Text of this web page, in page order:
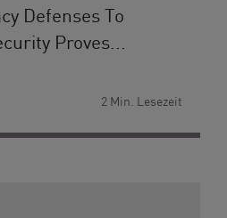
Defenses To
Proves...
2 Min. Lesezeit